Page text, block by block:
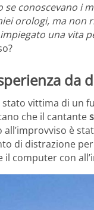
se conoscevano i
orologi, ma non
una vita
da
stato vittima di un
che il cantante
all’improvviso è
di distrazione
il computer con